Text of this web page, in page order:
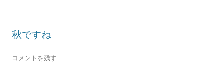
秋ですね
コメントを残す